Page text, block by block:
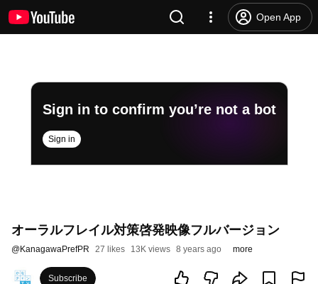
Open App
Sign in to confirm you’re not a bot
Sign in
オーラルフレイル対策啓発映像フルバージョン
@KanagawaPrefPR 27 likes 13K views 8 years ago more
Subscribe